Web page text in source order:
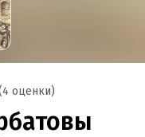
4 оценки)